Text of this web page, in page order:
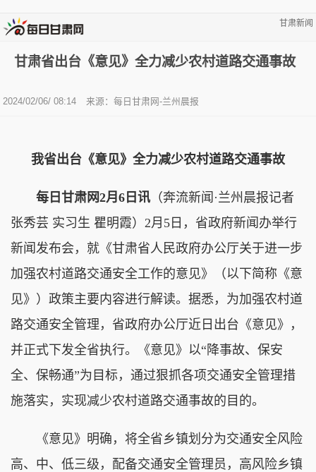
甘肃新闻
甘肃省出台《意见》全力减少农村道路交通事故
2024/02/06/ 08:14 来源：每日甘肃网-兰州晨报
我省出台《意见》全力减少农村道路交通事故
每日甘肃网2月6日讯 （奔流新闻·兰州晨报记者
张秀芸 实习生 瞿明霞）2月5日，省政府新闻办举行
新闻发布会，就《甘肃省人民政府办公厅关于进一步
加强农村道路交通安全工作的意见》（以下简称《意
见》）政策主要内容进行解读。据悉，为加强农村道
路交通安全管理，省政府办公厅近日出台《意见》，
并正式下发全省执行。《意见》以“降事故、保安
全、保畅通”为目标，通过狠抓各项交通安全管理措
施落实，实现减少农村道路交通事故的目的。
《意见》明确，将全省乡镇划分为交通安全风险
高、中、低三级，配备交通安全管理员，高风险乡镇